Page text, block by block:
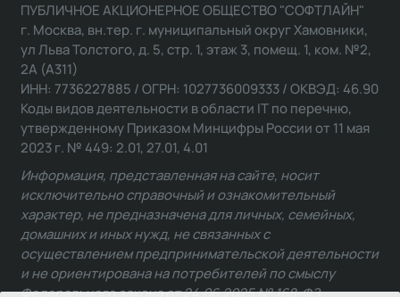
ПУБЛИЧНОЕ АКЦИОНЕРНОЕ ОБЩЕСТВО "СОФТЛАЙН"
г. Москва, вн.тер. г. муниципальный округ Хамовники,
ул Льва Толстого, д. 5, стр. 1, этаж 3, помещ. 1, ком. №2,
2А (А311)
ИНН: 7736227885 / ОГРН: 1027736009333 / ОКВЭД: 46.90
Коды видов деятельности в области IT по перечню,
утвержденному Приказом Минцифры России от 11 мая
2023 г. № 449: 2.01, 27.01, 4.01
Информация, представленная на сайте, носит
исключительно справочный и ознакомительный
характер, не предназначена для личных, семейных,
домашних и иных нужд, не связанных с
осуществлением предпринимательской деятельности
и не ориентирована на потребителей по смыслу
Федерального закона от 24.06.2025 № 168-ФЗ.